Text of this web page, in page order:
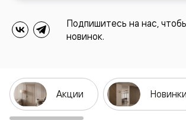
Подпишитесь на нас,
новинок.
Акции Новинки